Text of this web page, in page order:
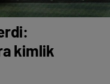
kimlik